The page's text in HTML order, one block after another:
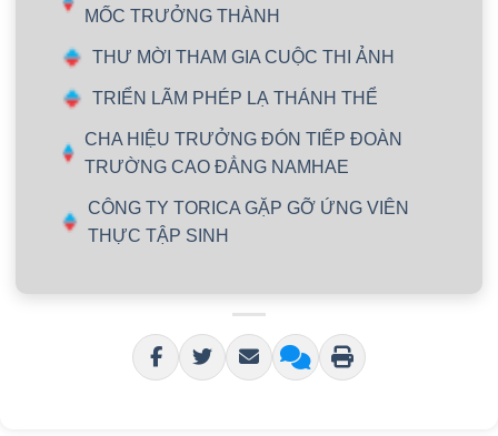
MỐC TRƯỞNG THÀNH
THƯ MỜI THAM GIA CUỘC THI ẢNH
TRIỂN LÃM PHÉP LẠ THÁNH THỂ
CHA HIỆU TRƯỞNG ĐÓN TIẾP ĐOÀN
TRƯỜNG CAO ĐẲNG NAMHAE
CÔNG TY TORICA GẶP GỠ ỨNG VIÊN
THỰC TẬP SINH